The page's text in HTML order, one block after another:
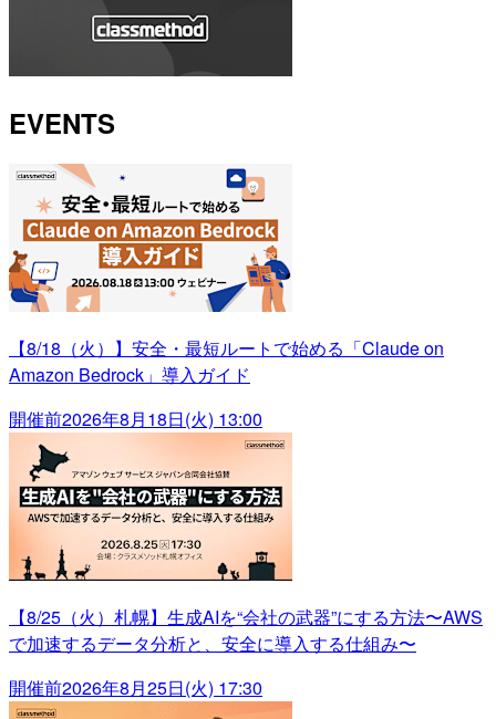
EVENTS
【8/18（火）】安全・最短ルートで始める「Claude on
Amazon Bedrock」導入ガイド
開催前2026年8月18日(火) 13:00
【8/25（火）札幌】生成AIを“会社の武器”にする方法〜AWS
で加速するデータ分析と、安全に導入する仕組み〜
開催前2026年8月25日(火) 17:30